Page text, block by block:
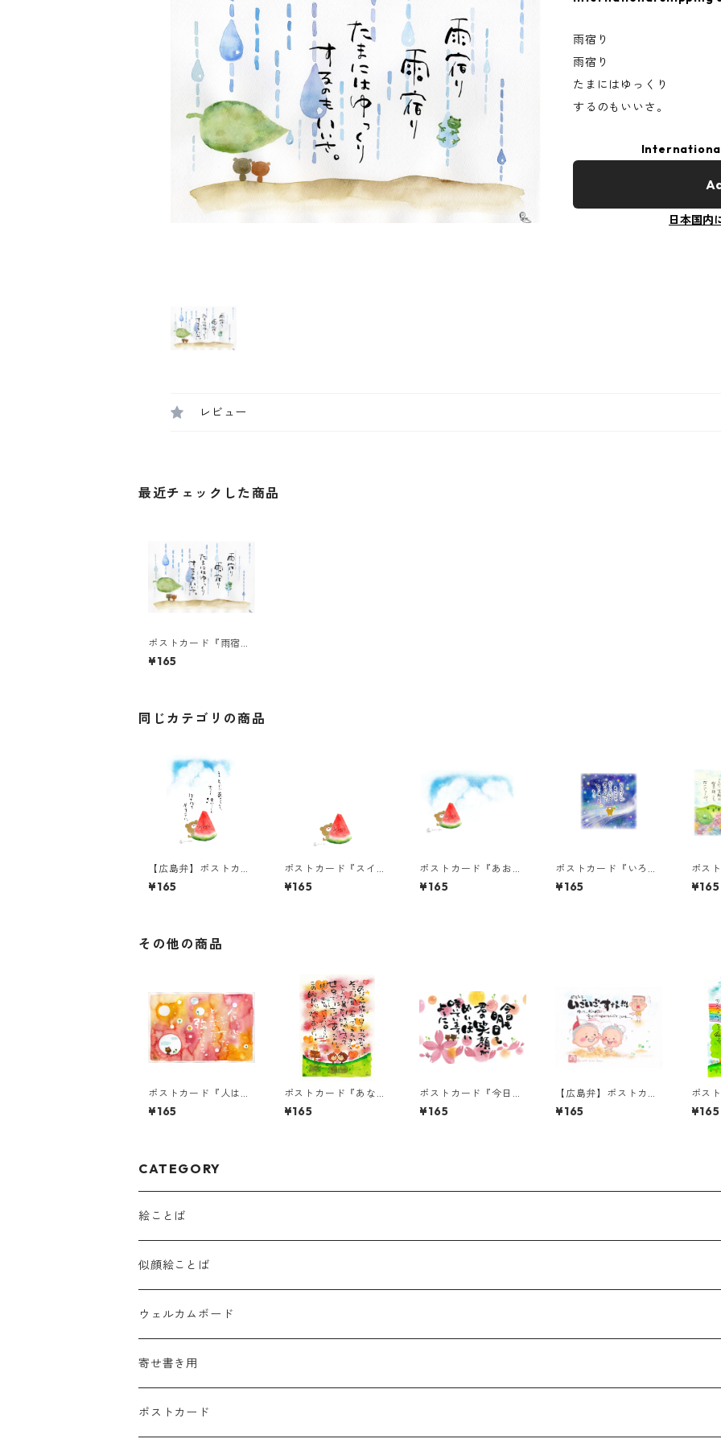
雨宿り
雨宿り
たまにはゆっくり
するのもいいさ。
日本国内
レビュー
最近チェックした商品
ポストカード『雨宿り
雨宿り・・・』
¥165
同じカテゴリの商品
【広島弁】ポストカー
ド『まぁそがにあせら
んと』
¥165
ポストカード『スイカ
とくまちゃん』
¥165
ポストカード『あおぞ
らと、スイカくまちゃ
ん（言葉なし）』
¥165
ポストカード『いろん
なことがあるけれど』
¥165
ポス
夫、
は、
¥165
その他の商品
ポストカード『人は、
心がそばにあるだけ
で・・・』
¥165
ポストカード『あなた
が隣にいてくれるか
ら、・・・』
¥165
ポストカード『今日も
明日も君の笑顔
が・・・』
¥165
【広島弁】ポストカー
ド『おまえら いごいご
すな!!!・・・』
¥165
ポス
りそ
ば・
¥165
CATEGORY
絵ことば
似顔絵ことば
ウェルカムボード
寄せ書き用
ポストカード